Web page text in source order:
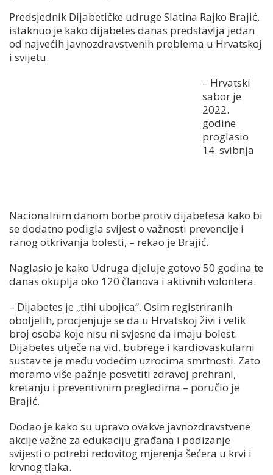
Predsjednik Dijabetičke udruge Slatina Rajko Brajić,
istaknuo je kako dijabetes danas predstavlja jedan
od najvećih javnozdravstvenih problema u Hrvatskoj
i svijetu.
– Hrvatski
sabor je
2022.
godine
proglasio
14. svibnja
Nacionalnim danom borbe protiv dijabetesa kako bi
se dodatno podigla svijest o važnosti prevencije i
ranog otkrivanja bolesti, – rekao je Brajić.
Naglasio je kako Udruga djeluje gotovo 50 godina te
danas okuplja oko 120 članova i aktivnih volontera.
– Dijabetes je „tihi ubojica“. Osim registriranih
oboljelih, procjenjuje se da u Hrvatskoj živi i velik
broj osoba koje nisu ni svjesne da imaju bolest.
Dijabetes utječe na vid, bubrege i kardiovaskularni
sustav te je među vodećim uzrocima smrtnosti. Zato
moramo više pažnje posvetiti zdravoj prehrani,
kretanju i preventivnim pregledima – poručio je
Brajić.
Dodao je kako su upravo ovakve javnozdravstvene
akcije važne za edukaciju građana i podizanje
svijesti o potrebi redovitog mjerenja šećera u krvi i
krvnog tlaka.